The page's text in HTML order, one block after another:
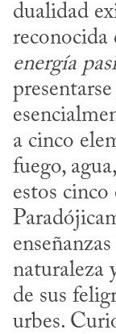
dualidad
reconocida
energía
a cinco
fuego,
estos cinco
naturaleza
de sus
urbes.